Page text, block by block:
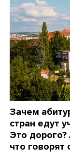
Зачем
стран едут
Это
что говорят